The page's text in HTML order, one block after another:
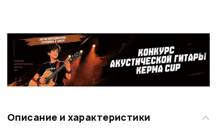
Описание и характеристики